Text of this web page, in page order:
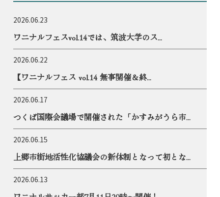
2026.06.23
ワニナルフェスvol.14では、筑波大学のス...
2026.06.22
【ワニナルフェス vol.14 無事開催＆終...
2026.06.17
つくば国際会議場で開催された「かすみがうら市...
2026.06.15
上郷市街地活性化協議会の新体制となって初とな...
2026.06.13